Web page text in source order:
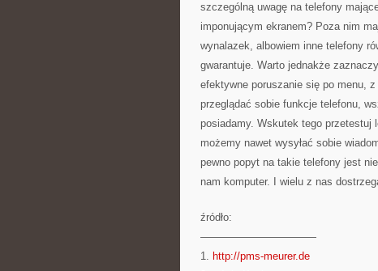
szczególną uwagę na telefony
imponującym ekranem? Poza nim
wynalazek, albowiem inne telefony
gwarantuje. Warto jednakże
efektywne poruszanie się po menu,
przeglądać sobie funkcje telefonu,
posiadamy. Wskutek tego przetestuj
możemy nawet wysyłać sobie
pewno popyt na takie telefony jest
nam komputer. I wielu z nas
źródło:
———————————
1. http://pms-meurer.de